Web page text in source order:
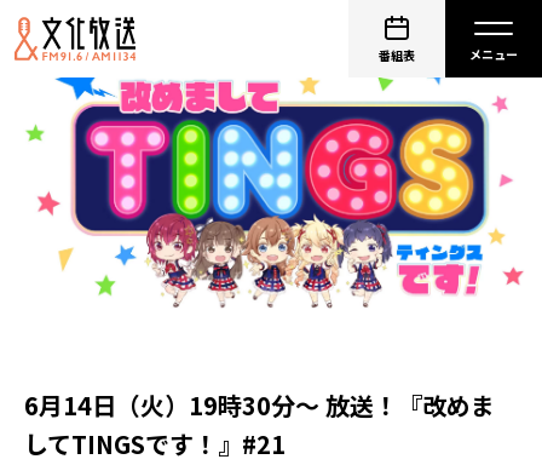
番組表
6月14日（火）19時30分～ 放送！『改めま
してTINGSです！』#21